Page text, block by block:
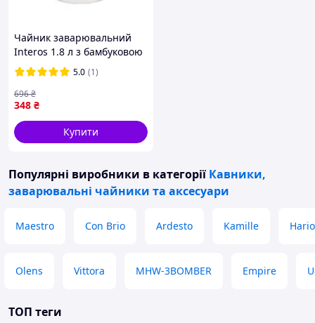
Чайник заварювальний
Interos 1.8 л з бамбуковою
кришкою (TP1800H)
5.0 (1)
348 ₴
696₴
Купити
Популярні виробники в категорії Кавники,
заварювальні чайники та аксесуари
Maestro Con Brio Ardesto Kamille Hario
Olens Vittora MHW-3BOMBER Empire
ТОП теги